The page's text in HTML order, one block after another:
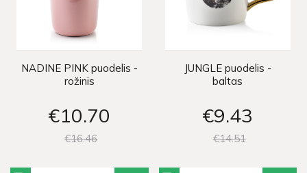
NADINE PINK puodelis -
rožinis
€10 70
€1646
JUNGLE puodelis -
baltas
€9 43
€1451